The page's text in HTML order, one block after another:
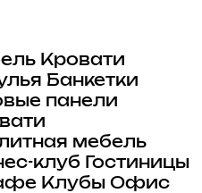
Кровати
Банкетки
панели
мебель
клуб
Гостиницы
Клубы Офис